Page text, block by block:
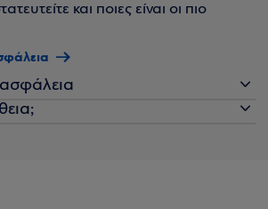
και ποιες είναι οι πιο